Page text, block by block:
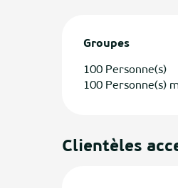
Groupes
Groupes
100 Personne(s)
100 Personne(s)
Clientèles